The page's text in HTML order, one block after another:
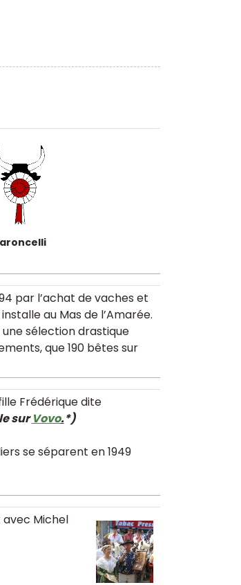
par l’achat de vaches et
installe au Mas de l’Amarée.
sélection drastique
que 190 bêtes sur
Frédérique dite
surVovo.*)
se séparent en 1949
avec Michel